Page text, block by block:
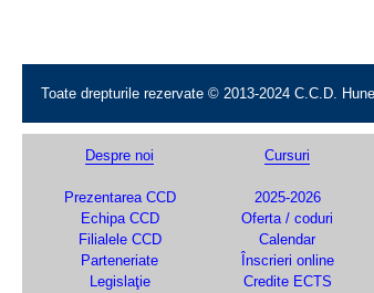
Toate drepturile rezervate © 2013-2024 C.C.D.
Despre noi
Prezentarea CCD
Echipa CCD
Filialele CCD
Parteneriate
Legislaţie
Cursuri
2025-2026
Oferta / coduri
Calendar
Înscrieri online
Credite ECTS